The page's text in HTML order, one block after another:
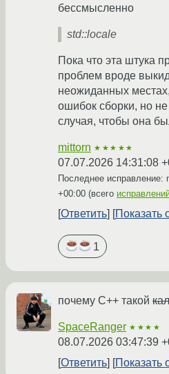
бессмысленно
std::locale
Пока что эта штука
проблем вроде
неожиданных
ошибок сборки, но
случая, чтобы она
mittorn ★★★★★
07.07.2026 14:31:08
Последнее исправление:
+00:00 (всего
Ответить Показать
1
почему С++ такой кал
SpaceRanger ★★★★
08.07.2026 03:47:39
Ответить
Показать